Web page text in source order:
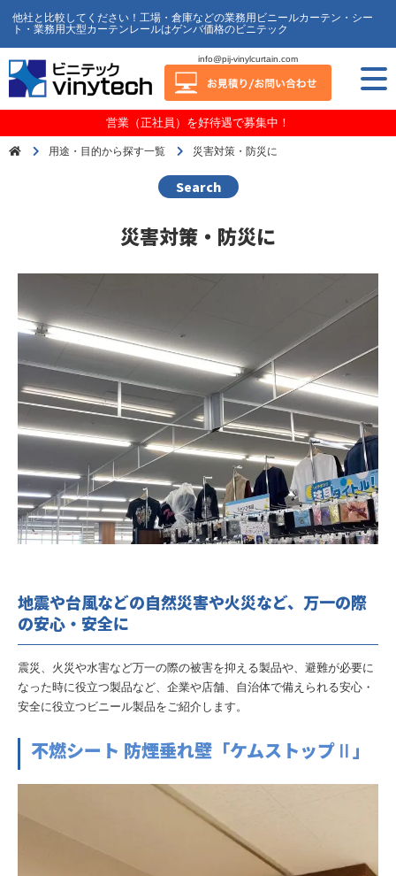
他社と比較してください！工場・倉庫などの業務用ビニールカーテン・シー
ト・業務用大型カーテンレールはゲンバ価格のビニテック
info@pij-vinylcurtain.com
営業（正社員）を好待遇で募集中！
用途・目的から探す一覧 災害対策・防災に
Search
災害対策・防災に
地震や台風などの自然災害や火災など、万一の際
の安心・安全に
震災、火災や水害など万一の際の被害を抑える製品や、避難が必要に
なった時に役立つ製品など、企業や店舗、自治体で備えられる安心・
安全に役立つビニール製品をご紹介します。
不燃シート 防煙垂れ壁「ケムストップⅡ」